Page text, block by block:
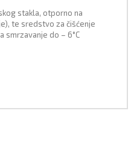
stakla, otporno na
te sredstvo za čišćenje
do – 6°C